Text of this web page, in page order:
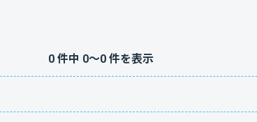
0件中 0〜0件を表示